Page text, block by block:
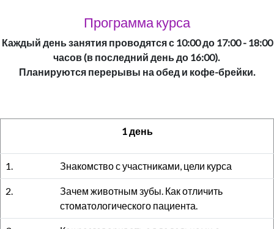
Программа курса
Каждый день занятия проводятся с 10:00 до 17:00 - 18:00
часов (в последний день до 16:00).
Планируются перерывы на обед и кофе-брейки.
1 день
1. Знакомство с участниками, цели курса
2.
Зачем животным зубы. Как отличить
стоматологического пациента.